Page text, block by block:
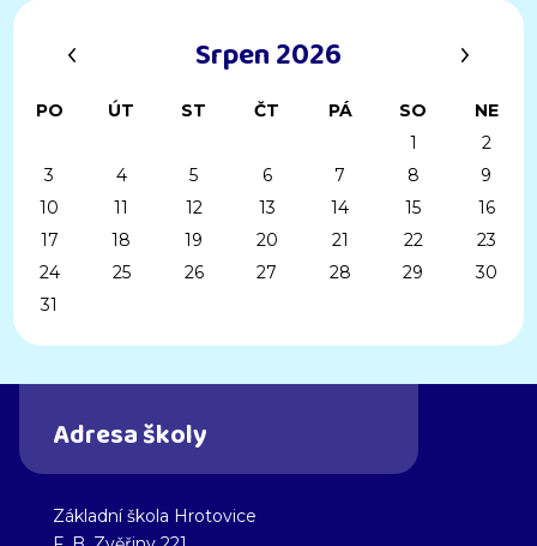
Srpen 2026
PO ÚT ST ČT PÁ SO
NE
1
2
3
4 5 6 7 8
9
10
11 12 13 14 15
16
17
18 19 20 21 22
23
24
25 26 27 28 29
30
31
Adresa školy
Základní škola Hrotovice